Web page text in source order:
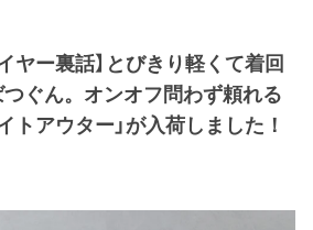
イヤー裏話】とびきり軽くて着回
つぐん。オンオフ問わず頼れる
トアウター」が入荷しました！